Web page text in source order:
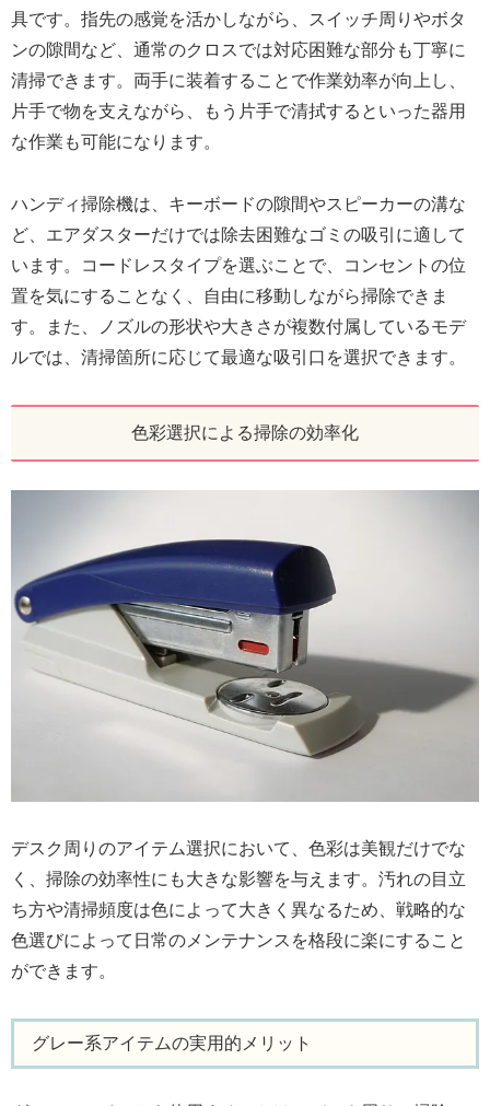
具です。指先の感覚を活かしながら、スイッチ周りやボタ
ンの隙間など、通常のクロスでは対応困難な部分も丁寧に
清掃できます。両手に装着することで作業効率が向上し、
片手で物を支えながら、もう片手で清拭するといった器用
な作業も可能になります。
ハンディ掃除機は、キーボードの隙間やスピーカーの溝な
ど、エアダスターだけでは除去困難なゴミの吸引に適して
います。コードレスタイプを選ぶことで、コンセントの位
置を気にすることなく、自由に移動しながら掃除できま
す。また、ノズルの形状や大きさが複数付属しているモデ
ルでは、清掃箇所に応じて最適な吸引口を選択できます。
色彩選択による掃除の効率化
デスク周りのアイテム選択において、色彩は美観だけでな
く、掃除の効率性にも大きな影響を与えます。汚れの目立
ち方や清掃頻度は色によって大きく異なるため、戦略的な
色選びによって日常のメンテナンスを格段に楽にすること
ができます。
グレー系アイテムの実用的メリット